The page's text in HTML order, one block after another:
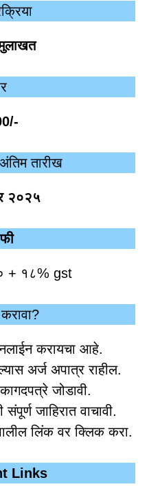
मुलाखत
तारीख
२०२५
+ १८% gst
करायचा आहे.
अर्ज अपात्र राहील.
जोडावी.
संपूर्ण जाहिरात वाचावी.
लिंक वर क्लिक करा.
Links